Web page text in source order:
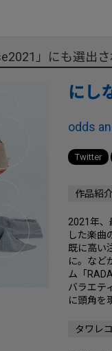
」にも選出
にし
odds
Twitter
作品紹
2021年、
した楽曲
既に高い
に。など
ム「
バラエテ
に頭角を
タワレ